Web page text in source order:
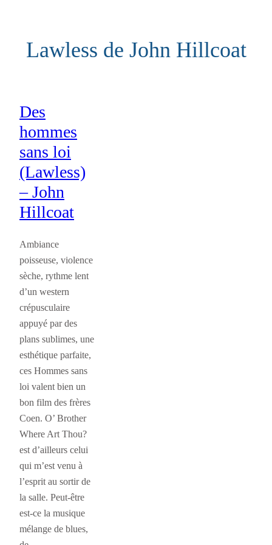
contenuLawless de John Hillcoat
Des
hommes
sans loi
(Lawless)
– John
Hillcoat
Ambiance
poisseuse, violence
sèche, rythme lent
d’un western
crépusculaire
appuyé par des
plans sublimes, une
esthétique parfaite,
ces Hommes sans
loi valent bien un
bon film des frères
Coen. O’ Brother
Where Art Thou?
est d’ailleurs celui
qui m’est venu à
l’esprit au sortir de
la salle. Peut-être
est-ce la musique
mélange de blues,